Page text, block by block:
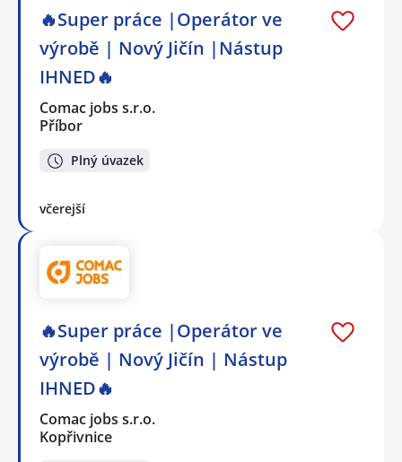
🔥Super práce |Operátor ve
výrobě | Nový Jičín |Nástup
IHNED🔥
Comac jobs s.r.o.
Příbor
Plný úvazek
včerejší
🔥Super práce |Operátor ve
výrobě | Nový Jičín | Nástup
IHNED🔥
Comac jobs s.r.o.
Kopřivnice